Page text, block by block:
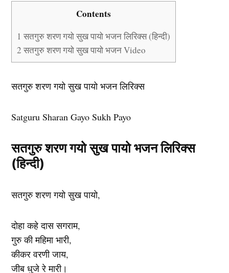
Contents
1 सतगुरु शरण गयो सुख पायो भजन लिरिक्स (हिन्दी)
2 सतगुरु शरण गयो सुख पायो भजन Video
सतगुरु शरण गयो सुख पायो भजन लिरिक्स
Satguru Sharan Gayo Sukh Payo
सतगुरु शरण गयो सुख पायो भजन लिरिक्स
(हिन्दी)
सतगुरु शरण गयो सुख पायो,
दोहा कहे दास सगराम,
गुरु की महिमा भारी,
कीकर वरणी जाय,
जीब धुजे रे मारी।